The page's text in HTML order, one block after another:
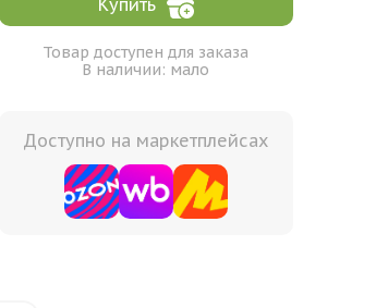
Купить
Товар доступен для заказа
В наличии: мало
Доступно на маркетплейсах